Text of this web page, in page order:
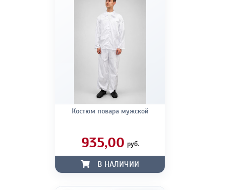
Костюм повара мужской
935,00 руб.
В НАЛИЧИИ